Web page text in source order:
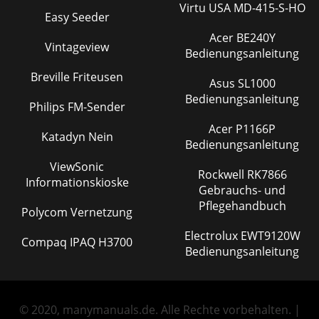
Easy Seeder
Vintageview
Breville Friteusen
Philips FM-Sender
Katadyn Nein
ViewSonic
Informationskioske
Polycom Vernetzung
Compaq IPAQ H3700
Virtu USA MD-415-S-HO
Acer BE240Y
Bedienungsanleitung
Asus SL1000
Bedienungsanleitung
Acer P1166P
Bedienungsanleitung
Rockwell RK7866
Gebrauchs- und
Pflegehandbuch
Electrolux EWT9120W
Bedienungsanleitung
© 2020, manymanuals.de. Alle Rechte vorbehalten. |